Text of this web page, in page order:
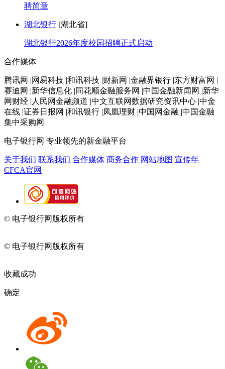
聘简章
湖北银行 [湖北省]
湖北银行2026年度校园招聘正式启动
合作媒体
腾讯网 |网易科技 |和讯科技 |财新网 |金融界银行 |东方财富网 |
赛迪网 |新华信息化 |同花顺金融服务网 |中国金融新闻网 |新华
网财经 |人民网金融频道 |中文互联网数据研究资讯中心 |中金
在线 |证券日报网 |和讯银行 |凤凰理财 |中国网金融 |中国金融
集中采购网
电子银行网 专业领先的新金融平台
关于我们 联系我们 合作媒体 商务合作 网站地图 宣传年
CFCA官网
© 电子银行网版权所有
© 电子银行网版权所有
收藏成功
确定